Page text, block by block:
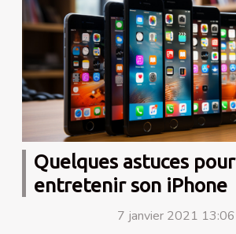
Quelques astuces pour
entretenir son iPhone
7 janvier 2021 13:06